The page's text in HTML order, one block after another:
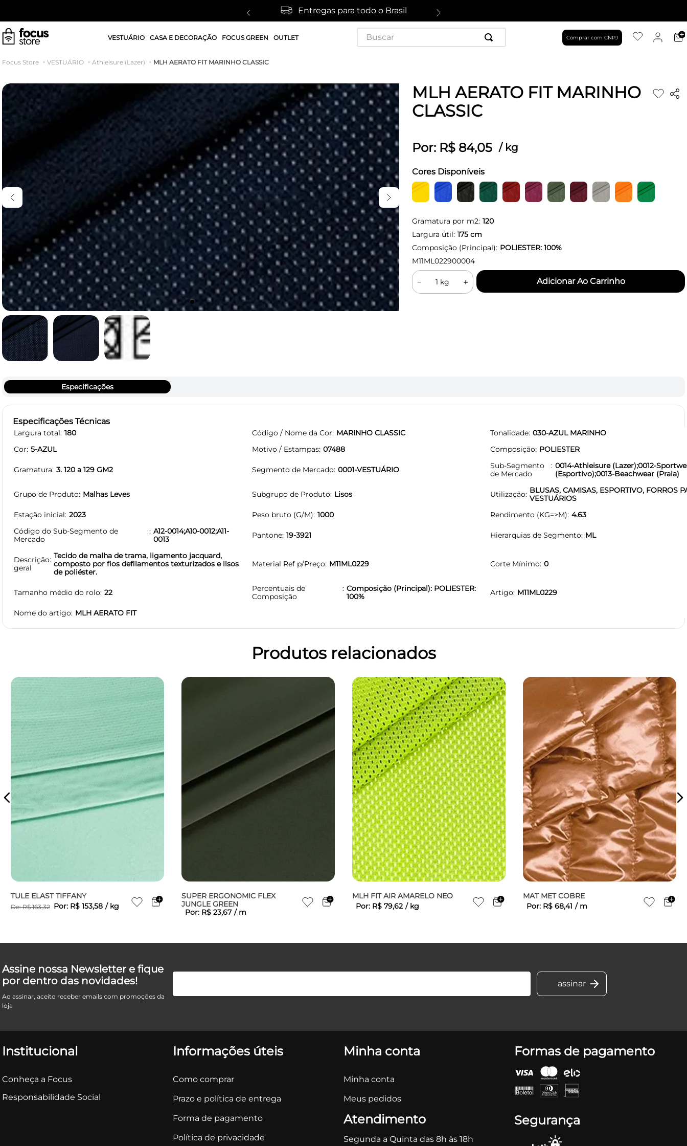
Entregas para todo o Brasil
VESTUÁRIO CASA E DECORAÇÃO FOCUS GREEN OUTLET
Buscar
Comprar com CNPJ
VESTUÁRIO Athleisure (Lazer) MLH AERATO FIT MARINHO CLASSIC
MLH AERATO FIT MARINHO
CLASSIC
Por: R$ 84,05 / kg
Cores Disponíveis
Gramatura por m2: 120
Largura útil: 175cm
Composição (Principal): POLIESTER: 100%
M11ML022900004
＋
－
Especificações
Especificações Técnicas
Largura total 180 Código / Nome da Cor MARINHO CLASSIC Tonalidade 030-AZUL MARINHO
Cor 5-AZUL Motivo / Estampas 07488 Composição POLIESTER
Gramatura 3. 120 a 129 GM2 Segmento de Mercado 0001-VESTUÁRIO
Sub-Segmento
de Mercado
0014-Athleisure (Lazer);0012-
(Esportivo);0013-Beachwear (Praia)
Grupo de Produto Malhas Leves Subgrupo de Produto Lisos Utilização BLUSAS, CAMISAS, ESPORTIVO, FORROS
VESTUÁRIOS
Estação inicial 2023 Peso bruto (G/M) 1000 Rendimento (KG=>M) 4.63
Código do Sub-Segmento de
Mercado
A12-0014;A10-0012;A11-
0013
Pantone 19-3921 Hierarquias de Segmento ML
Descrição
geral
Tecido de malha de trama, ligamento jacquard,
composto por fios defilamentos texturizados e lisos
de poliéster.
Material Ref p/Preço M11ML0229 Corte Mínimo 0
Tamanho médio do rolo 22
Percentuais de
Composição
Composição (Principal): POLIESTER:
100%
Artigo M11ML0229
Nome do artigo MLH AERATO FIT
Produtos relacionados
TULE ELAST TIFFANY
De:R$ 163,32 Por: R$ 153,58 / kg
SUPER ERGONOMIC FLEX
JUNGLE GREEN
Por: R$ 23,67 / m
MLH FIT AIR AMARELO NEO
Por: R$ 79,62 / kg
MAT MET COBRE
Por: R$ 68,41 / m
Assine nossa Newsletter e fique
por dentro das novidades!
Ao assinar, aceito receber emails com promoções da
loja
Institucional
Conheça a Focus
Responsabilidade Social
Informações úteis
Como comprar
Prazo e política de entrega
Forma de pagamento
Política de privacidade
Minha conta
Minha conta
Meus pedidos
Atendimento
Segunda a Quinta das 8h às 18h
Formas de pagamento
Segurança